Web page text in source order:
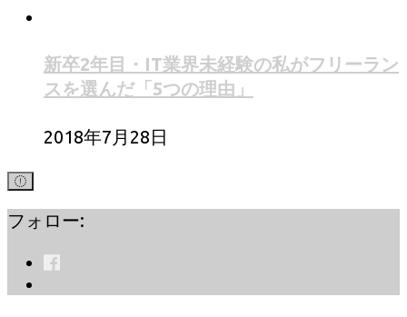
新卒2年目・IT業界未経験の私がフリーラン
スを選んだ「5つの理由」
2018年7月28日
フォロー: